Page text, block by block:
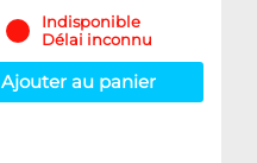
Indisponible
Délai inconnu
Ajouter au panier